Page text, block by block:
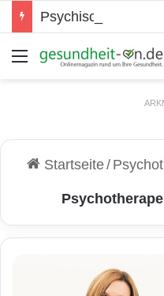
Psychische
Menü
Startseite/